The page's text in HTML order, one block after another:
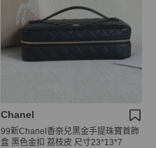
Chanel
99新Chanel香奈兒黑金手提珠寶首飾
盒 黑色金扣 荔枝皮 尺寸23*13*7